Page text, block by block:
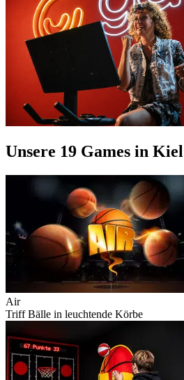
Unsere 19 Games in Kiel
Air
Triff Bälle in leuchtende Körbe